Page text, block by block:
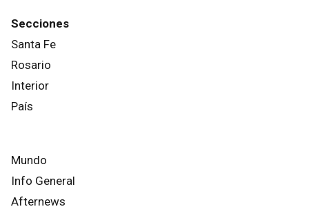
Secciones
Santa Fe
Rosario
Interior
País
Mundo
Info General
Afternews